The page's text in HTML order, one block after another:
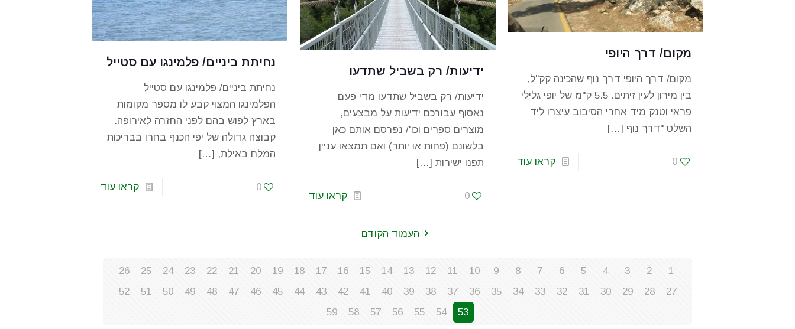
מקום/ דרך היופי
מקום/ דרך היופי דרך נוף שהכינה קק"ל,
בין מירון לעין זיתים. 5.5 ק"מ של יופי גלילי
פראי וטנק מיד אחרי הסיבוב עיצרו ליד
השלט "דרך נוף […]
0 קראו עוד
ידיעות/ רק בשביל שתדעו
ידיעות/ רק בשביל שתדעו מדי פעם
נאסוף עבורכם ידיעות על מבצעים,
מוצרים ספרים וכו'/ נפרסם אותם כאן
בלשונם (פחות או יותר) ואם תמצאו עניין
תפנו ישירות […]
0 קראו עוד
נחיתת ביניים/ פלמינגו עם סטייל
נחיתת ביניים/ פלמינגו עם סטייל
הפלמינגו המצוי קבע לו מספר מקומות
בארץ לפוש בהם לפני החזרה לאירופה.
קבוצה גדולה של יפי הכנף בחרו בבריכות
המלח באילת, […]
0 קראו עוד
העמוד הקודם
1
2
3
4
5
6
7
8
9
10
11
12
13
14
15
16
17
18
19
20
21
22
23
24
25
26
27
28
29
30
31
32
33
34
35
36
37
38
39
40
41
42
43
44
45
46
47
48
49
50
51
52
53
54
55
56
57
58
59